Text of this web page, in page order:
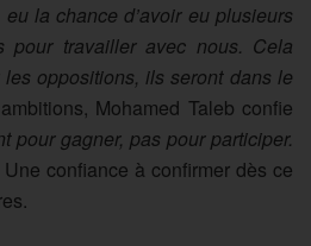
eu la chance d’avoir eu plusieurs
pour travailler avec nous. Cela
oppositions, ils seront dans le
Mohamed Taleb confie
pour gagner, pas pour participer.
Une confiance à confirmer dès ce